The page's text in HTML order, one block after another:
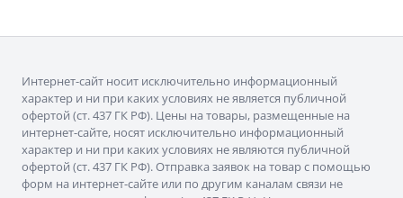
Интернет-сайт носит исключительно информационный
характер и ни при каких условиях не является публичной
офертой (ст. 437 ГК РФ). Цены на товары, размещенные на
интернет-сайте, носят исключительно информационный
характер и ни при каких условиях не являются публичной
офертой (ст. 437 ГК РФ). Отправка заявок на товар с помощью
форм на интернет-сайте или по другим каналам связи не